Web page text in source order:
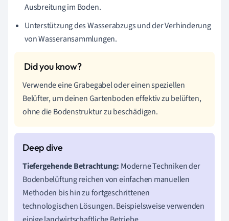
Ausbreitung im Boden.
Unterstützung des Wasserabzugs und der Verhinderung
von Wasseransammlungen.
Verwende eine Grabegabel oder einen speziellen
Belüfter, um deinen Gartenboden effektiv zu belüften,
ohne die Bodenstruktur zu beschädigen.
Tiefergehende Betrachtung: Moderne Techniken der
Bodenbelüftung reichen von einfachen manuellen
Methoden bis hin zu fortgeschrittenen
technologischen Lösungen. Beispielsweise verwenden